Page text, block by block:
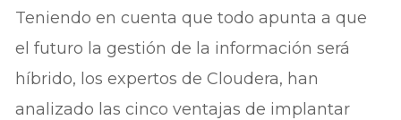
Teniendo en cuenta que todo apunta a que
el futuro la gestión de la información será
híbrido, los expertos de Cloudera, han
analizado las cinco ventajas de implantar